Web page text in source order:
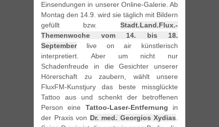
Einsendungen in unserer Online-Galerie. Ab
Montag den 14.9. wird sie täglich mit Bildern
gefüllt bzw. Stadt.Land.Flux.-
Themenwoche vom 14. bis 18.
Septemberlive on air künstlerisch
interpretiert. Aber um nicht nur
Schadenfreude in die Gesichter unserer
Hörerschaft zu zaubern, wählt unsere
FluxFM-Kunstjury das beste missglückte
Tattoo aus und schenkt der betroffenen
Person eine Tattoo-Laser-Entfernung in
der Praxis von Dr. med. Georgios Xydias.